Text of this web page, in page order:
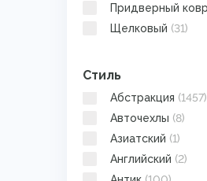
Придверный
Щелковый (31)
Стиль
Абстракция (1457)
Авточехлы (8)
Азиатский (1)
Английский (2)